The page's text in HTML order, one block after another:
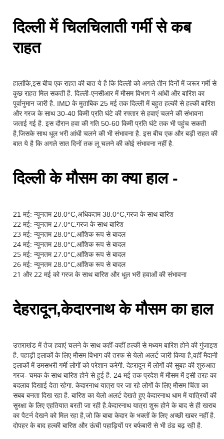
दिल्ली में चिलचिलाती गर्मी से कब
राहत
हालांकि,इस बीच एक राहत की बात ये है कि दिल्ली को अगले तीन दिनों में जरूर गर्मी से
कुछ राहत मिल सकती है. दिल्ली-एनसीआर में मौसम विभाग ने आंधी और बारिश का
पूर्वानुमान जारी है. IMD के मुताबिक 25 मई तक दिल्ली में बहुत हल्की से हल्की बारिश
और गरज के साथ 30-40 किमी प्रति घंटे की रफ्तार से हवाएं चलने की संभावना
जताई गई है. इस दौरान हवा की गति 50-60 किमी प्रति घंटे तक भी पहुंच सकती
है,जिसके साथ धूल भरी आंधी चलने की भी संभावना है. इस बीच एक और बड़ी राहत की
बात ये है कि अगले सात दिनों तक लू चलने की कोई संभावना नहीं है.
दिल्ली के मौसम का क्या हाल -
21 मई: न्यूनतम 28.0°C,अधिकतम 38.0°C,गरज के साथ बारिश
22 मई: न्यूनतम 27.0°C,गरज के साथ बारिश
23 मई: न्यूनतम 28.0°C,आंशिक रूप से बादल
24 मई: न्यूनतम 28.0°C,आंशिक रूप से बादल
25 मई: न्यूनतम 27.0°C,आंशिक रूप से बादल
26 मई: न्यूनतम 28.0°C,आंशिक रूप से बादल
21 और 22 मई को गरज के साथ बारिश और धूल भरी हवाओं की संभावना
देहरादून,केदारनाथ के मौसम का हाल
उत्तराखंड में तेज हवाएं चलने के साथ कहीं-कहीं हल्की से मध्यम बारिश होने की गुंजाइश
है. पहाड़ी इलाकों के लिए मौसम विभाग की तरफ से येलो अलर्ट जारी किया है,वहीं मैदानी
इलाकों में उमसभरी गर्मी लोगों को परेशान करेगी. देहरादून में लोगों की सुबह की शुरुआत
गरज- चमक के साथ बारिश होने से हुई है. 24 मई तक प्रदेश में मौसम में इसी तरह का
बदलाव दिखाई देता रहेगा. केदारनाथ यात्रा पर जा रहे लोगों के लिए मौसम चिंता का
सबब बनता दिख रहा है. बारिश का येलो अलर्ट देखते हुए केदारनाथ धाम में यात्रियों की
सुरक्षा के लिए एहतियात बरती जा रही है.केदारनाथ यात्रा शुरू होने के बाद से ही खराब
का पैटर्न देखने को मिल रहा है,जो कि बाबा केदार के भक्तों के लिए अच्छी खबर नहीं है.
दोपहर के बाद हल्की बारिश और ऊंची पहाड़ियों पर बर्फबारी से भी ठंड बढ़ रही है.